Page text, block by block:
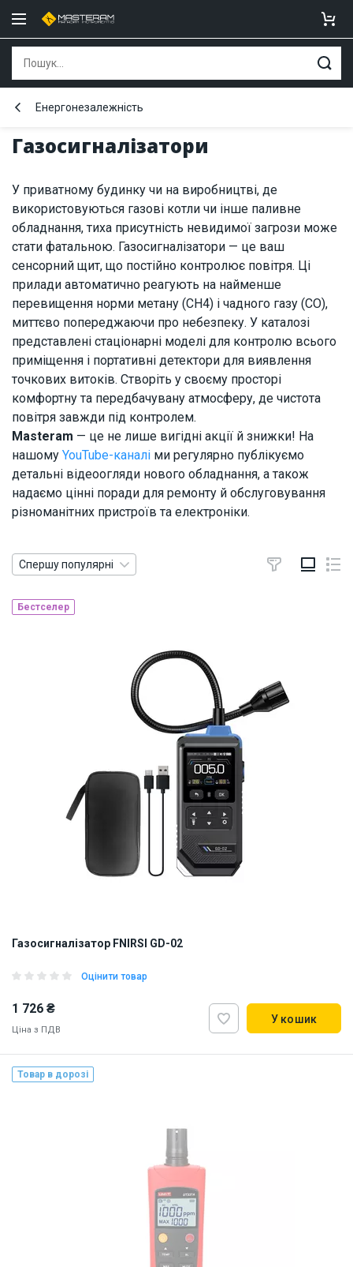
Газосигналізатори
Енергонезалежність
У приватному будинку чи на виробництві, де
використовуються газові котли чи інше паливне
обладнання, тиха присутність невидимої загрози може
стати фатальною. Газосигналізатори — це ваш
сенсорний щит, що постійно контролює повітря. Ці
прилади автоматично реагують на найменше
перевищення норми метану (CH4) і чадного газу (CO),
миттєво попереджаючи про небезпеку. У каталозі
представлені стаціонарні моделі для контролю всього
приміщення і портативні детектори для виявлення
точкових витоків. Створіть у своєму просторі
комфортну та передбачувану атмосферу, де чистота
повітря завжди під контролем.
Masteram — це не лише вигідні акції й знижки! На
нашому YouTube-каналі ми регулярно публікуємо
детальні відеоогляди нового обладнання, а також
надаємо цінні поради для ремонту й обслуговування
різноманітних пристроїв та електроніки.
Спершу популярні
Бестселер
Газосигналізатор FNIRSI GD-02
Оцінити товар
1 726 ₴
Ціна з ПДВ
У кошик
Товар в дорозі